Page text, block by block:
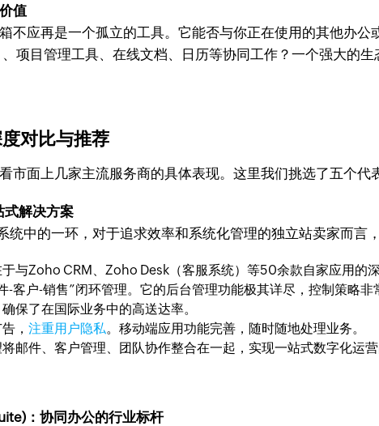
值
不应再是一个孤立的工具。它能否与你正在使用的其他办
项目管理工具、在线文档、日历等协同工作？一个强大的
对比与推荐
市面上几家主流服务商的具体表现。这里我们挑选了五个代
式解决方案
统中的一环，对于追求效率和系统化管理的独立站卖家而言
于与Zoho CRM、Zoho Desk（客服系统）等50余款自家应用
-客户-销售”闭环管理。它的后台管理功能极其详尽，控制策略
保了在国际业务中的高送达率。
，注重用户隐私。移动端应用功能完善，随时随地处理业务。
将邮件、客户管理、团队协作整合在一起，实现一站式数字化运
：协同办公的行业标杆